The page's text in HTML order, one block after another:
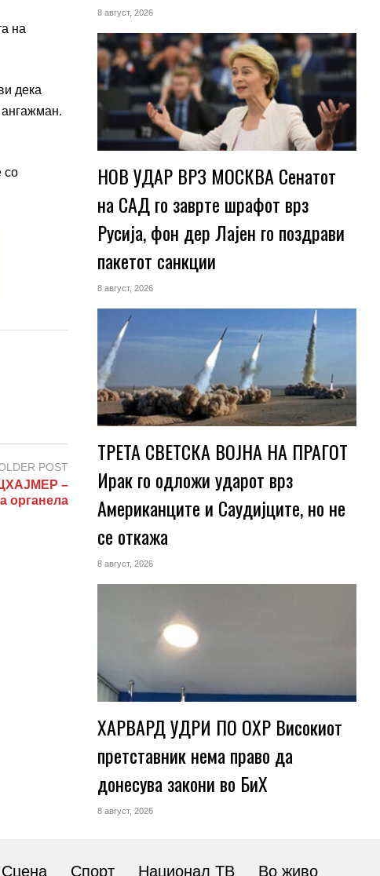
на
дека
ангажман.
со
POST
–
органела
8 август, 2026
НОВ УДАР ВРЗ МОСКВА Сенатот
на САД го заврте шрафот врз
Русија, фон дер Лајен го поздрави
пакетот санкции
8 август, 2026
ТРЕТА СВЕТСКА ВОЈНА НА ПРАГОТ
Ирак го одложи ударот врз
Американците и Саудијците, но не
се откажа
8 август, 2026
ХАРВАРД УДРИ ПО ОХР Високиот
претставник нема право да
донесува закони во БиХ
8 август, 2026
Сцена Спорт Национал ТВ Во живо